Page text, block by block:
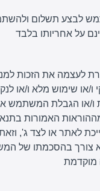
ו/או שימוש מלא ו/או
ו/או הגבלת המשתמש
האמורות בתנאי
לאתר או לצד ג',
צורך בהסכמתו של